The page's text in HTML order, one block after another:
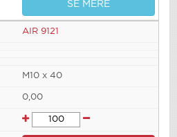
SE MERE
AIR 9121
M10 x 40
0,00